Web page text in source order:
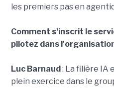
les premiers pas en
Comment s'inscrit le
pilotez dans
Luc Barnaud : La filière IA
plein exercice dans le